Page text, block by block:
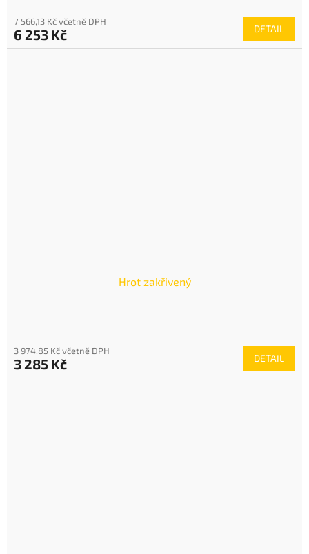
7 566,13 Kč včetně DPH
6 253 Kč DETAIL
Hrot zakřivený
3 974,85 Kč včetně DPH
3 285 Kč DETAIL